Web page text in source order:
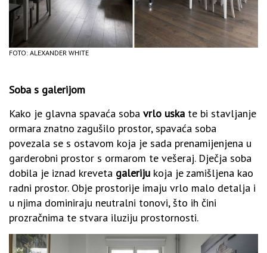
FOTO: ALEXANDER WHITE
Soba s galerijom
Kako je glavna spavaća soba vrlo uska te bi stavljanje
ormara znatno zagušilo prostor, spavaća soba
povezala se s ostavom koja je sada prenamijenjena u
garderobni prostor s ormarom te vešeraj. Dječja soba
dobila je iznad kreveta galeriju koja je zamišljena kao
radni prostor. Obje prostorije imaju vrlo malo detalja i
u njima dominiraju neutralni tonovi, što ih čini
prozračnima te stvara iluziju prostornosti.